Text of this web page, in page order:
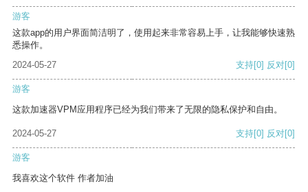
游客
这款app的用户界面简洁明了，使用起来非常容易上手，让我能够快速熟
悉操作。
2024-05-27
支持[0] 反对[0]
游客
这款加速器VPM应用程序已经为我们带来了无限的隐私保护和自由。
2024-05-27 支持[0] 反对[0]
游客
我喜欢这个软件 作者加油